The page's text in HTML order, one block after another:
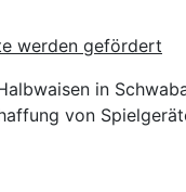
werden gefördert
in
von